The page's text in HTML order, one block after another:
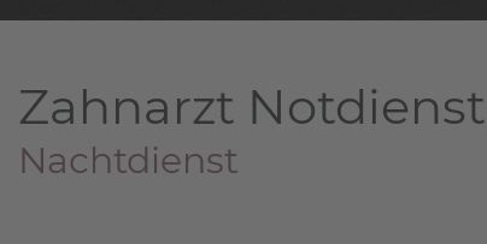
Zahnarzt
Nachtdienst